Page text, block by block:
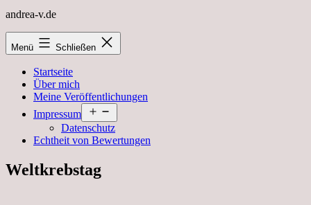
andrea-v.de
Menü Schließen
Startseite
Über mich
Meine Veröffentlichungen
Impressum
öffnen
Datenschutz
Echtheit von Bewertungen
Weltkrebstag